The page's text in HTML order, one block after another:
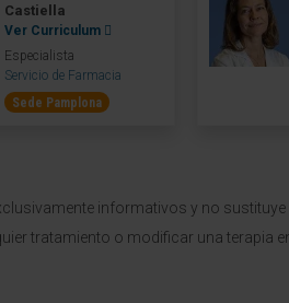
Castiella
Ver Curriculum
Especialista
Servicio de Farmacia
Sede Pamplona
informativos y no
tratamiento o modificar una terapia